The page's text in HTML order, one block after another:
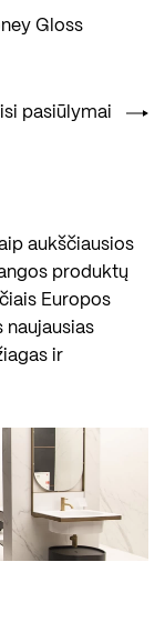
Gloss
pasiūlymai
aukščiausios
produktų
Europos
naujausias
ir